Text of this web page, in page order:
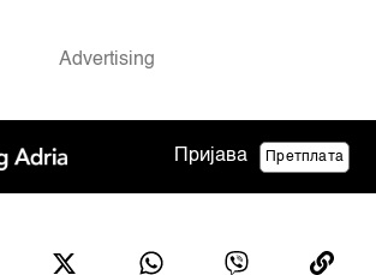
Пријава Претплата